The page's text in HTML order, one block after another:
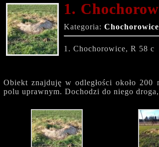
1.
Kategoria: Chochorowice
1. Chochorowice, R 58 c
Obiekt znajduję w odległości około
polu uprawnym. Dochodzi do niego